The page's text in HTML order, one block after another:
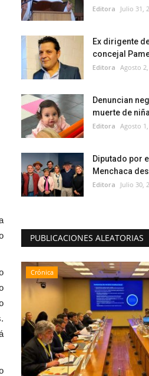
Editora Julio 31,
Ex dirigente
concejal
Editora Agosto
Denuncian
muerte de
Editora Agosto
Diputado por
Menchaca
Editora Julio 30,
PUBLICACIONES ALEATORIAS
Crónica